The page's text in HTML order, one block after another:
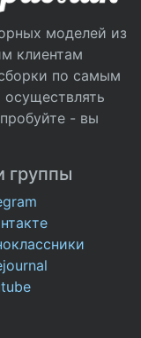
моделей из
клиентам
по самым
- вы
группы